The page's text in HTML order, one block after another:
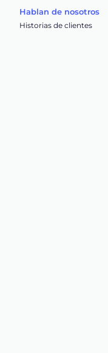
Hablan de nosotros
Historias de clientes